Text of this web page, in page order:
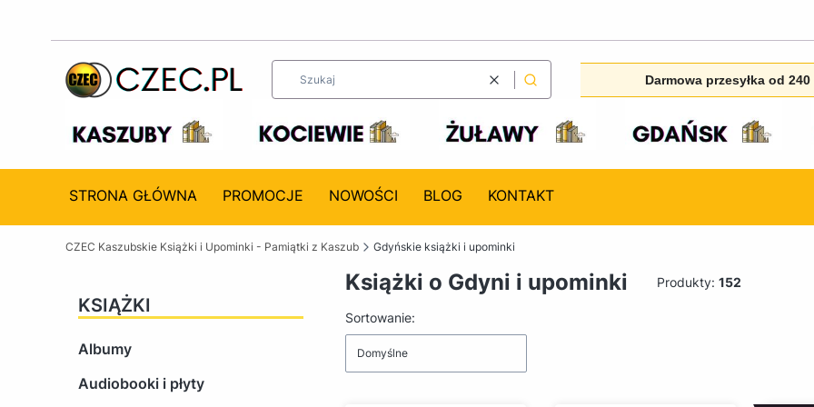
WyczyśćSzukaj Darmowa przesyłka od 240
STRONA GŁÓWNA PROMOCJE NOWOŚCI BLOG KONTAKT
CZEC Kaszubskie Książki i Upominki - Pamiątki z Kaszub Gdyńskie książki i upominki
KSIĄŻKI
Albumy
Audiobooki i płyty
Książki o Gdyni i upominki Produkty: 152
Lista produktów
Sortowanie:
Domyślne